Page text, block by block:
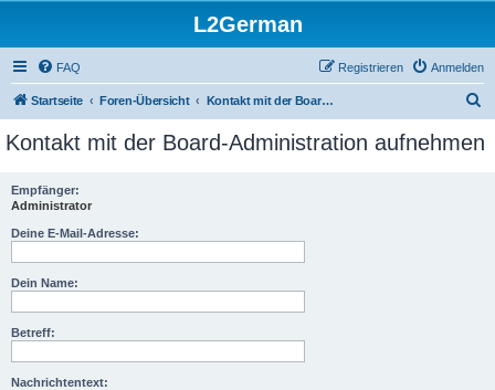
L2German
FAQ Anmelden
Registrieren
Startseite Foren-Übersicht Kontakt mit der Board-Administration aufnehmen
c
Kontakt mit der Board-Administration aufnehmen
Empfänger:
Administrator
Deine E-Mail-Adresse:
Dein Name:
Betreff:
Nachrichtentext: